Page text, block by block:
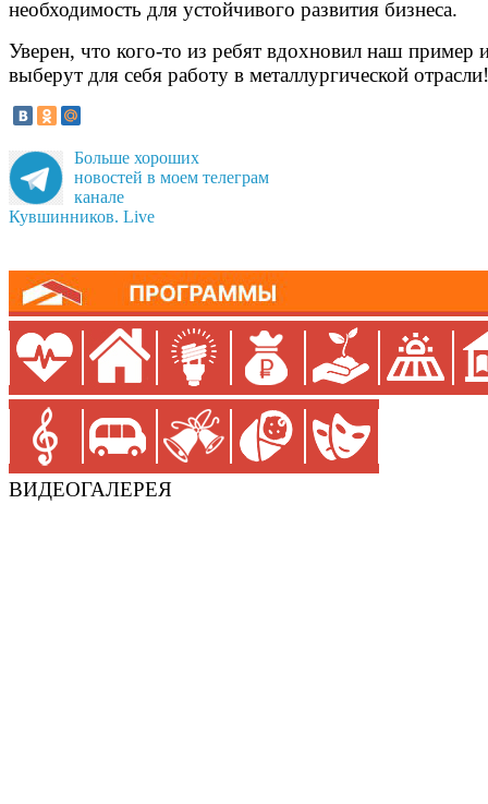
необходимость для устойчивого развития бизнеса.
Уверен, что кого-то из ребят вдохновил наш пример
выберут для себя работу в металлургической отрасли!
Больше хороших
новостей в моем телеграм
канале
Кувшинников. Live
ВИДЕОГАЛЕРЕЯ